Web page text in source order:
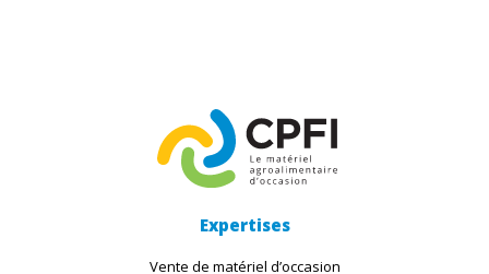
Expertises
Vente de matériel d’occasion